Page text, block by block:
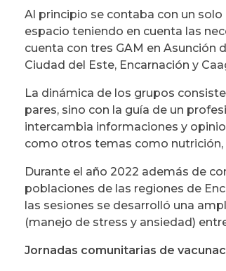
Al principio se contaba con un
espacio teniendo en cuenta las
cuenta con tres GAM en Asunción
Ciudad del Este, Encarnación y
La dinámica de los grupos
pares, sino con la guía de un
intercambia informaciones y
como otros temas como
Durante el año 2022 además de
poblaciones de las regiones de
las sesiones se desarrolló una
(manejo de stress y ansiedad)
Jornadas comunitarias de